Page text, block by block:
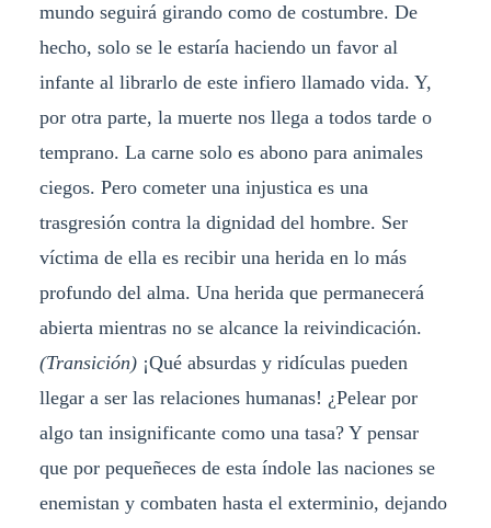
mundo seguirá girando como de costumbre. De
hecho, solo se le estaría haciendo un favor al
infante al librarlo de este infiero llamado vida. Y,
por otra parte, la muerte nos llega a todos tarde o
temprano. La carne solo es abono para animales
ciegos. Pero cometer una injustica es una
trasgresión contra la dignidad del hombre. Ser
víctima de ella es recibir una herida en lo más
profundo del alma. Una herida que permanecerá
abierta mientras no se alcance la reivindicación.
(Transición)¡Qué absurdas y ridículas pueden
llegar a ser las relaciones humanas! ¿Pelear por
algo tan insignificante como una tasa? Y pensar
que por pequeñeces de esta índole las naciones se
enemistan y combaten hasta el exterminio, dejando